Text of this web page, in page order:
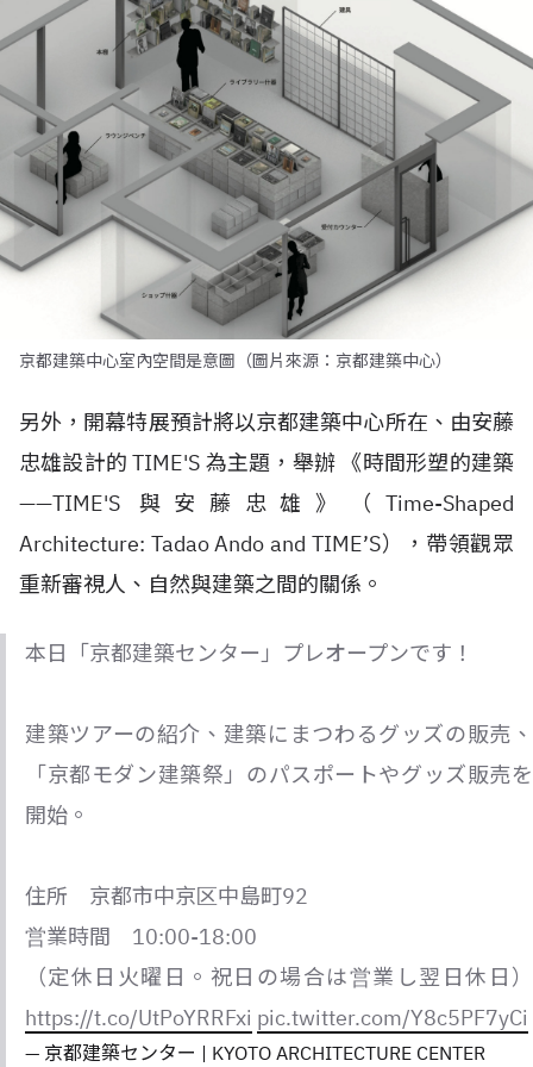
京都建築中心室內空間是意圖（圖片來源：京都建築中心）
另外，開幕特展預計將以京都建築中心所在、由安藤
忠雄設計的 TIME'S 為主題，舉辦 《時間形塑的建築
——TIME'S 與安藤忠雄》（Time-Shaped
Architecture: Tadao Ando and TIME’S），帶領觀眾
重新審視人、自然與建築之間的關係。
本日「京都建築センター」プレオープンです！
建築ツアーの紹介、建築にまつわるグッズの販売、
「京都モダン建築祭」のパスポートやグッズ販売を
開始。
住所 京都市中京区中島町92
営業時間 10:00-18:00
（定休日火曜日。祝日の場合は営業し翌日休日）
https://t.co/UtPoYRRFxi pic.twitter.com/Y8c5PF7yCi
— 京都建築センター | KYOTO ARCHITECTURE CENTER